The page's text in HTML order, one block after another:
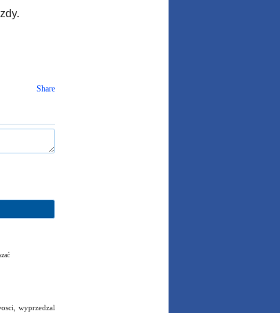
Share
wyprzedzal